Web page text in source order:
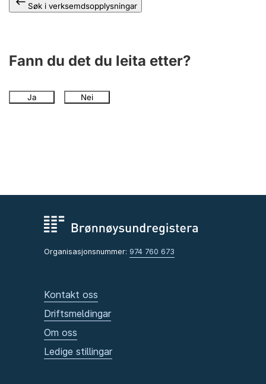
Søk i verksemdsopplysningar
Fann du det du leita etter?
Ja Nei
Organisasjonsnummer: 974 760 673
Kontakt oss
Driftsmeldingar
Om oss
Ledige stillingar